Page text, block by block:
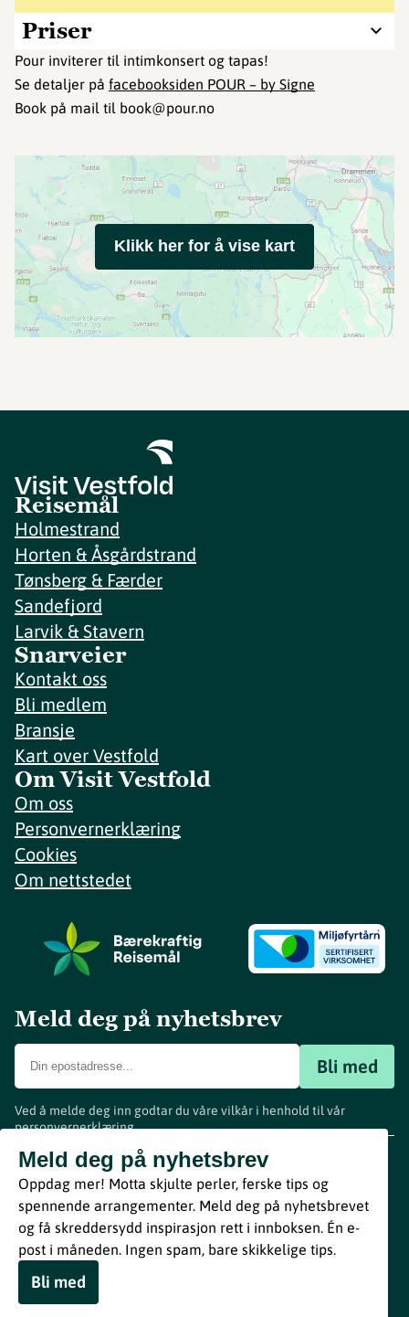
Priser
Pour inviterer til intimkonsert og tapas!
Se detaljer på facebooksiden POUR – by Signe
Book på mail til book@pour.no
Klikk her for å vise kart
Reisemål
Holmestrand
Horten & Åsgårdstrand
Tønsberg & Færder
Sandefjord
Larvik & Stavern
Snarveier
Kontakt oss
Bli medlem
Bransje
Kart over Vestfold
Om Visit Vestfold
Om oss
Personvernerklæring
Cookies
Om nettstedet
Meld deg på nyhetsbrev
Bli med
Ved å melde deg inn godtar du våre vilkår i henhold til vår
personvernerklæring.
Meld deg på nyhetsbrev
Oppdag mer! Motta skjulte perler, ferske tips og
spennende arrangementer. Meld deg på nyhetsbrevet
og få skreddersydd inspirasjon rett i innboksen. Én e-
post i måneden. Ingen spam, bare skikkelige tips.
Bli med
www.visitvestfold.com
Turistinformasjon
Vestfold Fylkeskommune
ByBreakfast